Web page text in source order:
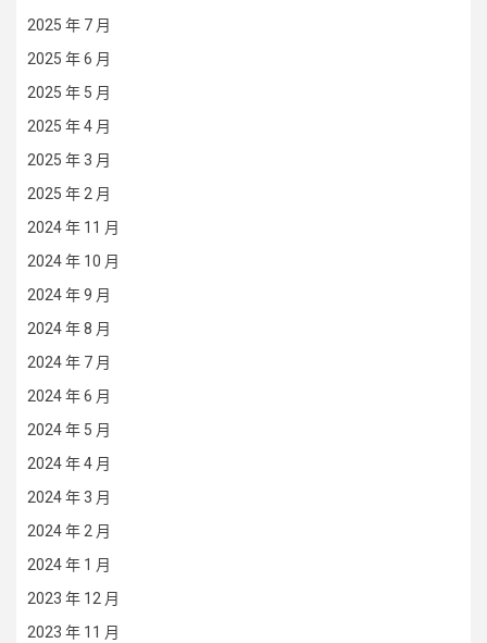
2025 年 7 月
2025 年 6 月
2025 年 5 月
2025 年 4 月
2025 年 3 月
2025 年 2 月
2024 年 11 月
2024 年 10 月
2024 年 9 月
2024 年 8 月
2024 年 7 月
2024 年 6 月
2024 年 5 月
2024 年 4 月
2024 年 3 月
2024 年 2 月
2024 年 1 月
2023 年 12 月
2023 年 11 月